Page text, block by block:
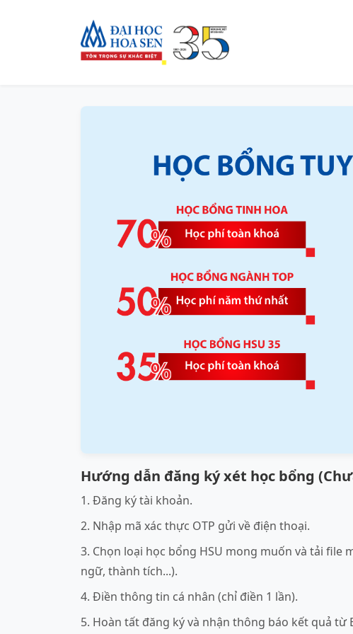
Hướng dẫn đăng ký xét học bổng
1. Đăng ký tài khoản.
2. Nhập mã xác thực OTP gửi về điện thoại.
3. Chọn loại học bổng HSU mong muốn và tải
ngữ, thành tích...).
4. Điền thông tin cá nhân (chỉ điền 1 lần).
5. Hoàn tất đăng ký và nhận thông báo kết quả từ